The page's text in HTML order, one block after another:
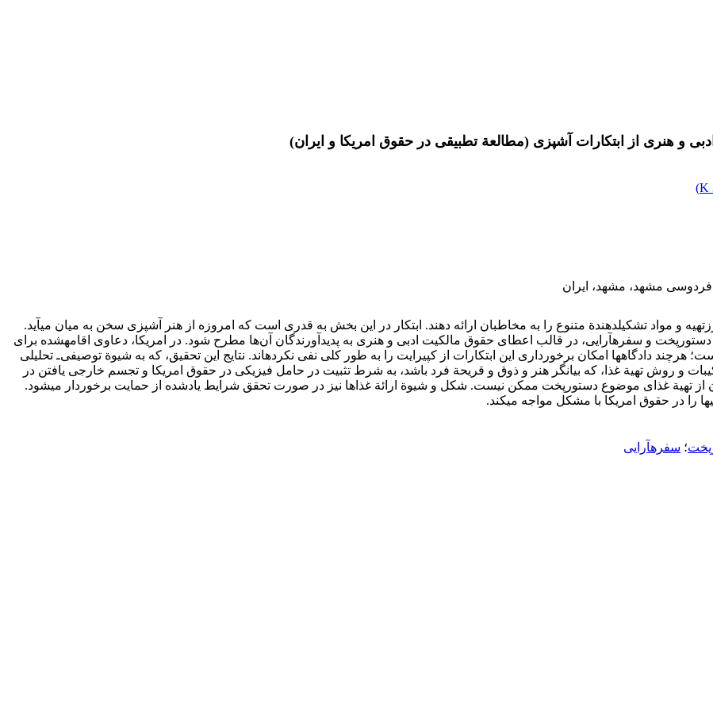
هنری از ابتکارات آشپزی (مطالعة تطبیقی در حقوق امریکا و ایران)
)
فردوسی مشهد، مشهد، ایران
و مواد تشکیل‏دهندة متنوع را به مخاطبان ارائه دهند. ابتکار در این بخش به قدری است که امروزه از هنر آشپزی سخن به میان می‏آید.
و سفره‏آرایی، در قالب اعطای حقوق مالکیت ادبی و هنری به پدیدآورندگان آن‌ها مطرح شود. در امریکا، دعاوی اقامه‏شده برای
دادگاه‏ها امکان برخورداری این ابتکارات از کپی‏رایت را به طور کلی نفی نکرده‏اند. نتایج این تحقیق، که به شیوة توصیفی‌ـ تحلیلی
و روش تهیة غذا، که بیانگر هنر و ذوق و قریحة فرد باشد، به شرط تثبیت در حامل فیزیکی در حقوق امریکا و تجسم خارجی یافتن در
از تهیة غذای موضوع دستورپخت ممکن نیست. شکل و شیوة ارائة غذاها نیز در صورت تحقق شرایط یادشده از حمایت برخوردار می‏شود.
را در حقوق امریکا با مشکل مواجه می‏کند.
؛ سفره‏آرایی